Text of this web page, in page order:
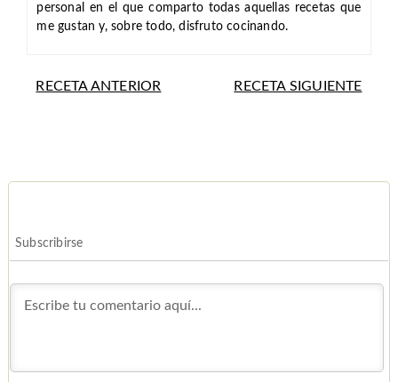
personal en el que comparto todas aquellas recetas que
me gustan y, sobre todo, disfruto cocinando.
RECETA ANTERIOR RECETA SIGUIENTE
Subscribirse